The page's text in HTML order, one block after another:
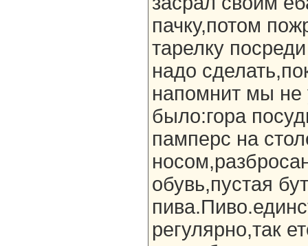
пачку,потом
тарелку
надо
напомнит мы не
было:гора
памперс на
обувь,пустая
регулярно,так